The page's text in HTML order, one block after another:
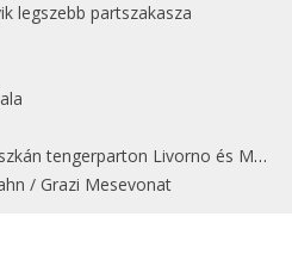
legszebb partszakasza
Livorno és Maremma között
/ Grazi Mesevonat